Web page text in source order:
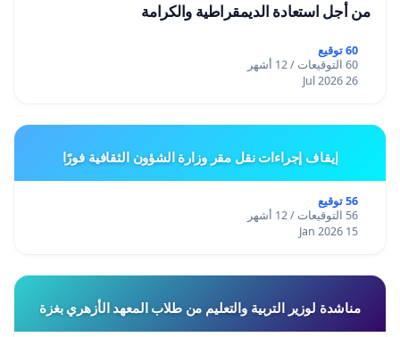
من أجل استعادة الديمقراطية والكرامة
60 توقيع
60 التوقيعات / 12 أشهر
26 Jul 2026
إيقاف إجراءات نقل مقر وزارة الشؤون الثقافية فورًا
56 توقيع
56 التوقيعات / 12 أشهر
15 Jan 2026
مناشدة لوزير التربية والتعليم من طلاب المعهد الأزهري بغزة